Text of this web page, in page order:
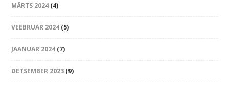
MÄRTS 2024 (4)
VEEBRUAR 2024 (5)
JAANUAR 2024 (7)
DETSEMBER 2023 (9)